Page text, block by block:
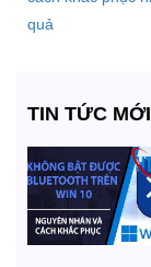
TIN TỨC MỚI